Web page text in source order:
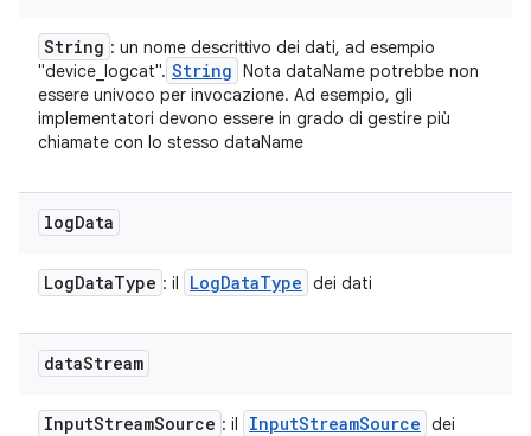
String : un nome descrittivo dei dati, ad esempio
"device_logcat". String Nota dataName potrebbe non
essere univoco per invocazione. Ad esempio, gli
implementatori devono essere in grado di gestire più
chiamate con lo stesso dataName
logData
LogDataType : il LogDataType dei dati
dataStream
InputStreamSource : il InputStreamSource dei